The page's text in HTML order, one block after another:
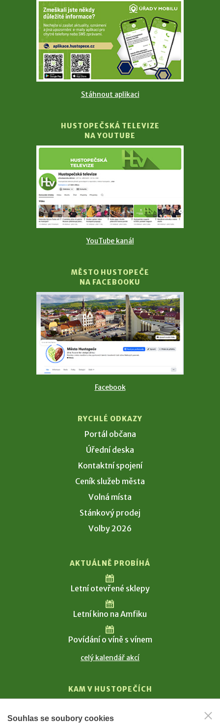
Stáhnout aplikaci
HUSTOPEČSKÁ TELEVIZE
NA YOUTUBE
YouTube kanál
MĚSTO HUSTOPEČE
NA FACEBOOKU
Facebook
RYCHLÉ ODKAZY
Portál občana
Úřední deska
Kontaktní spojení
Ceník služeb města
Volná místa
Stánkový prodej
Volby 2026
AKTUÁLNĚ PROBÍHÁ
Letní otevřené sklepy
Letní kino na Amfiku
Povídání o víně s vínem
celý kalendář akcí
KAM V HUSTOPEČÍCH
T. G. Masaryk
Souhlas se soubory cookies